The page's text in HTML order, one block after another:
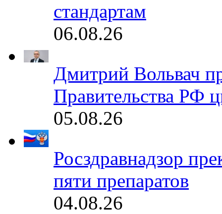
стандартам
06.08.26
Дмитрий Вольвач
Правительства РФ
05.08.26
Росздравнадзор
пяти препаратов
04.08.26